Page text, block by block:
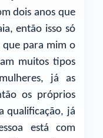
dois anos que
então isso só
que para mim o
muitos tipos
já as
os próprios
qualificação, já
está com